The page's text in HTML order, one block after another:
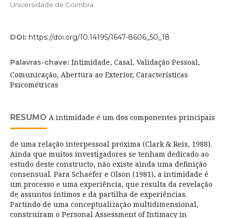
Universidade de Coimbra
DOI: https://doi.org/10.14195/1647-8606_50_18
Palavras-chave: Intimidade, Casal, Validação Pessoal,
Comunicação, Abertura ao Exterior, Características
Psicométricas
RESUMO A intimidade é um dos componentes principais
de uma relação interpessoal próxima (Clark & Reis, 1988).
Ainda que muitos investigadores se tenham dedicado ao
estudo deste constructo, não existe ainda uma definição
consensual. Para Schaefer e Olson (1981), a intimidade é
um processo e uma experiência, que resulta da revelação
de assuntos íntimos e da partilha de experiências.
Partindo de uma conceptualização multidimensional,
construíram o Personal Assessment of Intimacy in